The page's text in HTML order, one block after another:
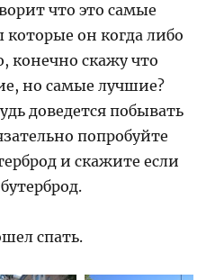
что это самые
он когда либо
конечно скажу что
но самые лучшие?
доведется побывать
попробуйте
и скажите если
спать.